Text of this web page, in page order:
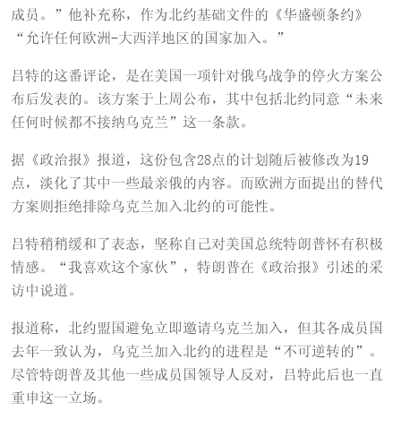
成员。”他补充称，作为北约基础文件的《华盛顿条约》
“允许任何欧洲-大西洋地区的国家加入。”
吕特的这番评论，是在美国一项针对俄乌战争的停火方案公
布后发表的。该方案于上周公布，其中包括北约同意“未来
任何时候都不接纳乌克兰”这一条款。
据《政治报》报道，这份包含28点的计划随后被修改为19
点，淡化了其中一些最亲俄的内容。而欧洲方面提出的替代
方案则拒绝排除乌克兰加入北约的可能性。
吕特稍稍缓和了表态，坚称自己对美国总统特朗普怀有积极
情感。“我喜欢这个家伙”，特朗普在《政治报》引述的采
访中说道。
报道称，北约盟国避免立即邀请乌克兰加入，但其各成员国
去年一致认为，乌克兰加入北约的进程是“不可逆转的”。
尽管特朗普及其他一些成员国领导人反对，吕特此后也一直
重申这一立场。